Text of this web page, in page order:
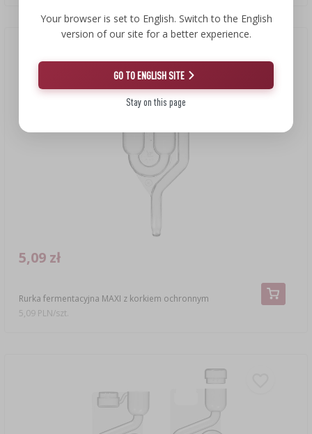
Rurka fermentacyjna MAXI z korkiem ochronnym
5,09 zł
5,09 PLN/szt.
Your browser is set to English. Switch to the English
version of our site for a better experience.
GO TO ENGLISH SITE
Stay on this page